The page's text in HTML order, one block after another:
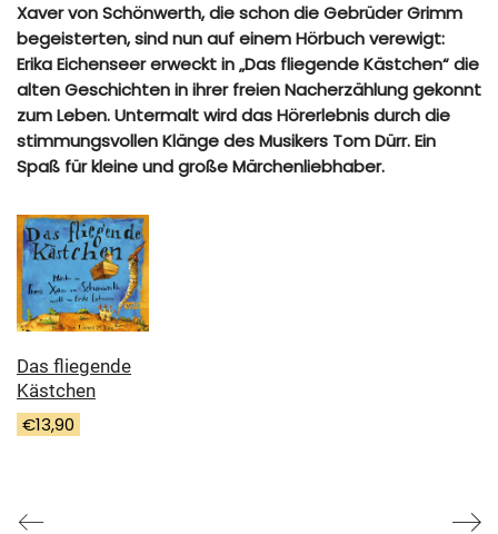
Xaver von Schönwerth, die schon die Gebrüder Grimm
begeisterten, sind nun auf einem Hörbuch verewigt:
Erika Eichenseer erweckt in „Das fliegende Kästchen“ die
alten Geschichten in ihrer freien Nacherzählung gekonnt
zum Leben. Untermalt wird das Hörerlebnis durch die
stimmungsvollen Klänge des Musikers Tom Dürr. Ein
Spaß für kleine und große Märchenliebhaber.
Das fliegende
Kästchen
€13,90